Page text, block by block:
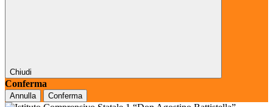
Chiudi
Conferma
Annulla Conferma